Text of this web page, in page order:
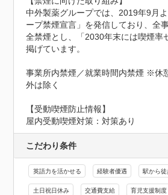
中外製薬グループでは、2019年9月
ープ禁煙宣言」を発信しており、全
全禁煙とし、「2030年末には喫煙率
掲げています。
事業所内禁煙／就業時間内禁煙 ※休
外は除く
【受動喫煙防止情報】
屋内受動喫煙対策：対策あり
こだわり条件
英語力を活かせる 経験者優遇 駅から徒
土日祝日休み 交通費支給 育児支援制度